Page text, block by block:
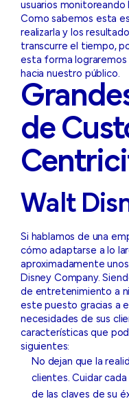
usuarios monitoreando
Como sabemos esta
realizarla y los
transcurre el tiempo,
esta forma
hacia nuestro público.
de
Walt
Si hablamos de una
cómo adaptarse a lo
aproximadamente
Disney Company.
de entretenimiento a
este puesto gracias a
necesidades de sus
características que
siguientes:
No dejan que la
clientes. Cuidar
de las claves de su